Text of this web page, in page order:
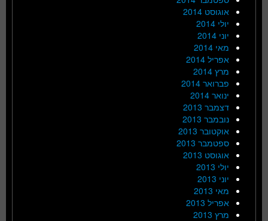
אוגוסט 2014
יולי 2014
יוני 2014
מאי 2014
אפריל 2014
מרץ 2014
פברואר 2014
ינואר 2014
דצמבר 2013
נובמבר 2013
אוקטובר 2013
ספטמבר 2013
אוגוסט 2013
יולי 2013
יוני 2013
מאי 2013
אפריל 2013
מרץ 2013